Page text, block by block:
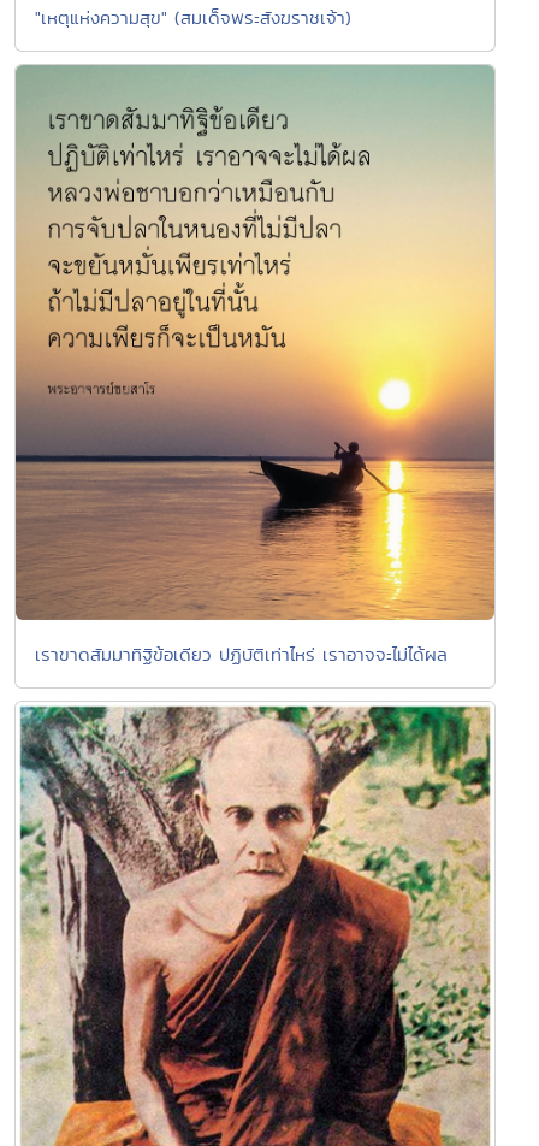
"เหตุแห่งความสุข" (สมเด็จพระสังฆราชเจ้า)
เราขาดสัมมาทิฐิข้อเดียว ปฏิบัติเท่าไหร่ เราอาจจะไม่ได้ผล